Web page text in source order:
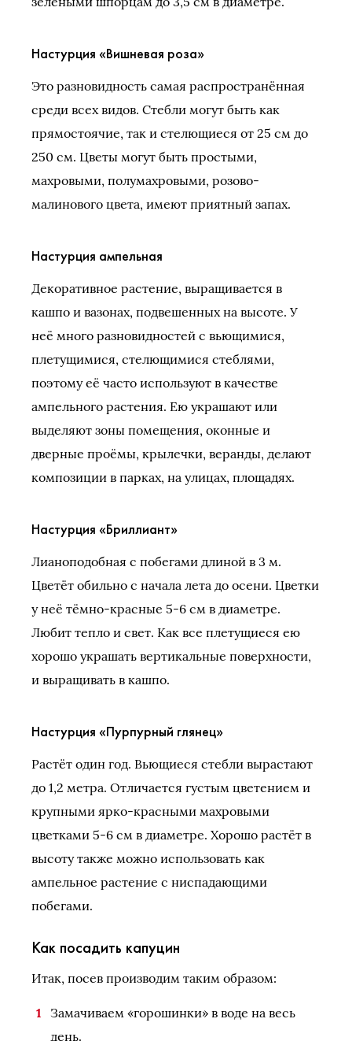
Настурция «Вишневая роза»
Это разновидность самая распространённая
среди всех видов. Стебли могут быть как
прямостоячие, так и стелющиеся от 25 см до
250 см. Цветы могут быть простыми,
махровыми, полумахровыми, розово-
малинового цвета, имеют приятный запах.
Настурция ампельная
Декоративное растение, выращивается в
кашпо и вазонах, подвешенных на высоте. У
неё много разновидностей с вьющимися,
плетущимися, стелющимися стеблями,
поэтому её часто используют в качестве
ампельного растения. Ею украшают или
выделяют зоны помещения, оконные и
дверные проёмы, крылечки, веранды, делают
композиции в парках, на улицах, площадях.
Настурция «Бриллиант»
Лианоподобная с побегами длиной в 3 м.
Цветёт обильно с начала лета до осени. Цветки
у неё тёмно-красные 5-6 см в диаметре.
Любит тепло и свет. Как все плетущиеся ею
хорошо украшать вертикальные поверхности,
и выращивать в кашпо.
Настурция «Пурпурный глянец»
Растёт один год. Вьющиеся стебли вырастают
до 1,2 метра. Отличается густым цветением и
крупными ярко-красными махровыми
цветками 5-6 см в диаметре. Хорошо растёт в
высоту также можно использовать как
ампельное растение с ниспадающими
побегами.
Как посадить капуцин
Итак, посев производим таким образом:
Замачиваем «горошинки» в воде на весь
день.